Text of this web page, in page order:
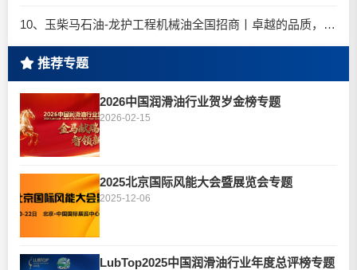
10、玉柴马石油-龙护工程机械油全国招商丨卓越的品质，专业的品牌！
推荐专题
2026中国润滑油行业贺岁金榜专题
2026-02-15
2025北京国际风能大会暨展览会专题
2025-12-06
LubTop2025中国润滑油行业年度总评榜专题